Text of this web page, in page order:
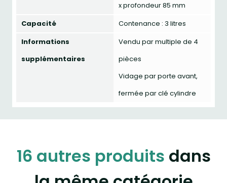
x profondeur 85 mm
Capacité
Contenance : 3 litres
Informations
supplémentaires
Vendu par multiple de 4
pièces
Vidage par porte avant,
fermée par clé cylindre
16 autres produits dans